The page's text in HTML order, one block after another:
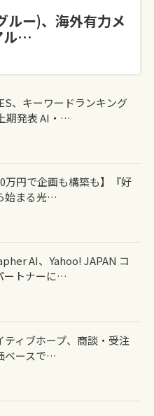
ルー)、海外有力メ
ル…
、キーワードランキング
期発表 AI・…
万円で企画も構築も】『好
始まる光…
AI、Yahoo! JAPAN コ
ートナーに…
ティブホープ、商談・受注
ベースで…